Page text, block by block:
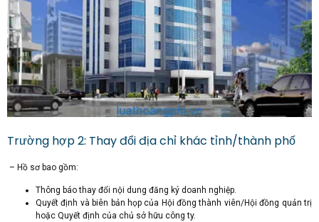
Trường hợp 2: Thay đổi địa chỉ khác tỉnh/thành phố
– Hồ sơ bao gồm:
Thông báo thay đổi nội dung đăng ký doanh nghiệp.
Quyết định và biên bản họp của Hội đồng thành viên/Hội đồng quản trị
hoặc Quyết định của chủ sở hữu công ty.